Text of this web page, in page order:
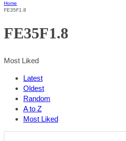
Home
FE35F1.8
FE35F1.8
Most Liked
Latest
Oldest
Random
A to Z
Most Liked